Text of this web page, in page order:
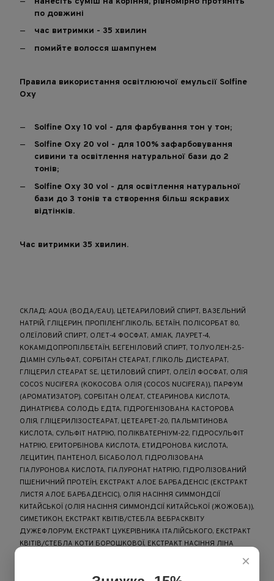
по довжині
час витримки - 35 хвилин
помийте волосся шампунем
Правила використання освітлюючої емульсії Solfine
Oxy
Solfine Oxy 10 vol - для фарбування тон у тон;⁠
Solfine Oxy 20 vol - для 100% зафарбовування
сивини та освітлення натуральної бази до 2
тонів;⁠
Solfine Oxy 30 vol - для освітлення натуральної
бази до 3 тонів та створення більш яскравих
відтінків.
Час витримки 35 хвилин.
СКЛАД: AQUA (ВОДА/EAU), ЦЕТЕАРИЛОВИЙ СПИРТ, ВАЗЕЛЬНИЙ
НАТРІЙ, ГЛІЦЕРИН, ПРОПІЛЕНГЛІКОЛЬ, БЕТАЇН, ПОЛІСОРБАТ 80,
ОЛЕЇЛОВИЙ СПИРТ, ОЛЕТ-4 ФОСФАТ, АМІАК, ЛАУРЕТ-4,
КОКАМІДОПРОПІЛБЕТАЇН, БЕГЕНІЛОВИЙ СПИРТ, ТОЛУОЛЕН-2,5-
ДІАМІН СУЛЬФАТ, СОРБІТАН СТЕАРАТ, ГЛІКОЛЬ ДИСТЕАРАТ,
ГЛІЦЕРИЛ СТЕАРАТ SE, ЦЕТИЛОВИЙ СПИРТ, ОЛЕЇЛ ФОСФАТ, ОЛІЯ
COCOS NUCIFERA (КОКОСОВА ОЛІЯ (COCOS NUCIFERA)), ПАРФУМ
(АРОМАТИЗАТОР), СОРБІТАН ОЛЕАТ, СТЕАРИНОВА КИСЛОТА,
ДИНАТРІЄВА СОЛОДЬ ЕДТА, ГІДРОГЕНІЗОВАНА КАСТОРОВА
ОЛІЯ, ГЛІЦЕРИЛІЗОСТЕАРАТ, ЦЕТЕАРЕТ-20, ПАЛЬМІТИНОВА
КИСЛОТА, СУЛЬФІТ НАТРІЮ, ПОЛІКВАТЕРНІУМ-22, ГІДРОСУЛЬФІТ
НАТРІЮ, ЕРИТОРБІНОВА КИСЛОТА, ЕТИДРОНОВА КИСЛОТА,
ЛЕЦИТИН, ПАНТЕНОЛ, БІСАБОЛОЛ, ГІДРОЛІЗОВАНА
ГІАЛУРОНОВА КИСЛОТА, ГІАЛУРОНАТ НАТРІЮ, ГІДРОЛІЗОВАНИЙ
ПШЕНИЧНИЙ ПРОТЕЇН, ЕКСТРАКТ АЛОЕ БАРБАДЕНСІС (ЕКСТРАКТ
ЛИСТЯ АЛОЕ БАРБАДЕНСІС), ОЛІЯ НАСІННЯ СИММОНДСІЇ
КИТАЙСЬКОЇ (ОЛІЯ НАСІННЯ СИММОНДСІЇ КИТАЙСЬКОЇ (ЖОЖОБА)),
СИМЕТИКОН, ЕКСТРАКТ КВІТІВ/СТЕБЛА ВЕБРАСКВІТУ
ДУЖЕФЛОРУМ, ЕКСТРАКТ ЦУКЕРІВНИКА ІТАЛІЙСЬКОГО, ЕКСТРАКТ
КВІТІВ/СТЕБЛА КОТИ БОРОШКОВОЇ, ЕКСТРАКТ НАСІННЯ ЛІНА
ПОХОРОННОГО (ЕКСТРАКТ НАСІННЯ ЛЛЯНУ), ЛИМОННА КИСЛОТА,
×